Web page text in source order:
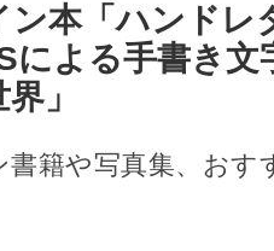
本「ハンドレ
による手書き文
」
籍や写真集、おす